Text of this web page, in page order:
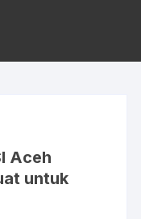
Aceh
untuk